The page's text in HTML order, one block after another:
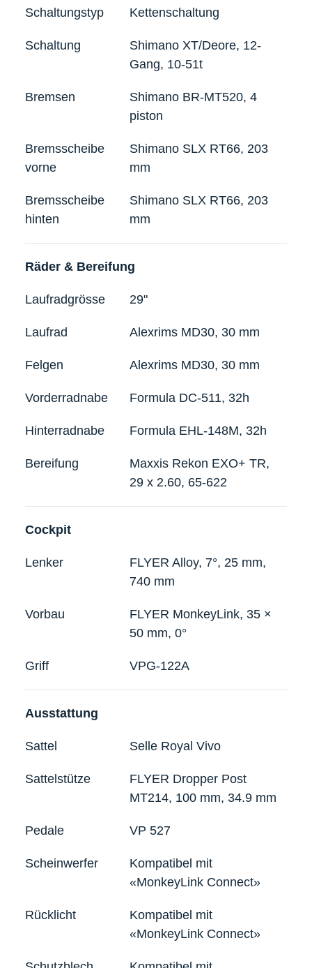
Schaltungstyp Kettenschaltung
Schaltung
Shimano XT/Deore, 12-
Gang, 10-51t
Bremsen
Shimano BR-MT520, 4
piston
Bremsscheibe
vorne
Shimano SLX RT66, 203
mm
Bremsscheibe
hinten
Shimano SLX RT66, 203
mm
Räder & Bereifung
Laufradgrösse 29"
Laufrad Alexrims MD30, 30 mm
Felgen Alexrims MD30, 30 mm
Vorderradnabe Formula DC-511, 32h
Hinterradnabe Formula EHL-148M, 32h
Bereifung
Maxxis Rekon EXO+ TR,
29 x 2.60, 65-622
Cockpit
Lenker
FLYER Alloy, 7°, 25 mm,
740 mm
Vorbau
FLYER MonkeyLink, 35 ×
50 mm, 0°
Griff VPG-122A
Ausstattung
Sattel Selle Royal Vivo
Sattelstütze
FLYER Dropper Post
MT214, 100 mm, 34.9 mm
Pedale VP 527
Scheinwerfer
Kompatibel mit
«MonkeyLink Connect»
Rücklicht
Kompatibel mit
«MonkeyLink Connect»